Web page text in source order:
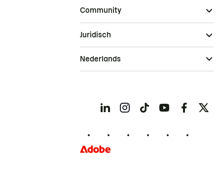
Community
Juridisch
Nederlands